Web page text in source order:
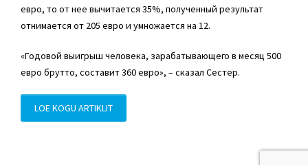
евро, то от нее вычитается 35%, полученный результат
отнимается от 205 евро и умножается на 12.
«Годовой выигрыш человека, зарабатывающего в месяц 500
евро брутто, составит 360 евро», – сказал Сестер.
LOE KOGU ARTIKLIT